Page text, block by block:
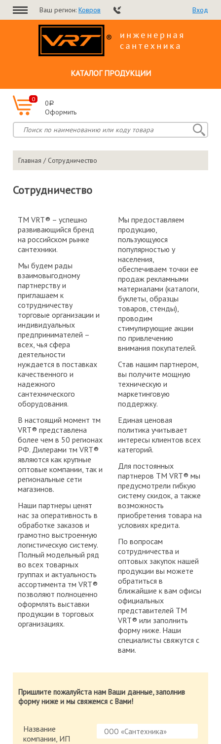
Ваш регион: Ковров Вход
КАТАЛОГ ПРОДУКЦИИ
0 0a
Оформить
Главная / Сотрудничество
Сотрудничество
ТМ VRT® – успешно
развивающийся бренд
на российском рынке
сантехники.
Мы будем рады
взаимовыгодному
партнерству и
приглашаем к
сотрудничеству
торговые организации и
индивидуальных
предпринимателей –
всех, чья сфера
деятельности
нуждается в поставках
качественного и
надежного
сантехнического
оборудования.
В настоящий момент тм
VRT® представлена
более чем в 50 регионах
РФ. Дилерами тм VRT®
являются как крупные
оптовые компании, так и
региональные сети
магазинов.
Наши партнеры ценят
нас за оперативность в
обработке заказов и
грамотно выстроенную
логистическую систему.
Полный модельный ряд
во всех товарных
группах и актуальность
ассортимента тм VRT®
позволяют полноценно
оформлять выставки
продукции в торговых
организациях.
Мы предоставляем
продукцию,
пользующуюся
популярностью у
населения,
обеспечиваем точки ее
продаж рекламными
материалами (каталоги,
буклеты, образцы
товаров, стенды),
проводим
стимулирующие акции
по привлечению
внимания покупателей.
Став нашим партнером,
вы получите мощную
техническую и
маркетинговую
поддержку.
Единая ценовая
политика учитывает
интересы клиентов всех
категорий.
Для постоянных
партнеров ТМ VRT® мы
предусмотрели гибкую
систему скидок, а также
возможность
приобретения товара на
условиях кредита.
По вопросам
сотрудничества и
оптовых закупок нашей
продукции вы можете
обратиться в
ближайшие к вам офисы
официальных
представителей ТМ
VRT® или заполнить
форму ниже. Наши
специалисты свяжутся с
вами.
Пришлите пожалуйста нам Ваши данные, заполнив
форму ниже и мы свяжемся с Вами!
Название
компании, ИП